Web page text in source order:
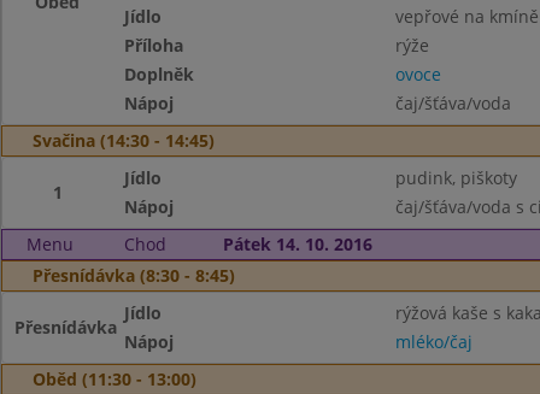
Jídlo
vepřové na kmíně
Příloha
rýže
Doplněk
ovoce
Nápoj
čaj/šťáva/voda
Svačina (14:30 - 14:45)
1
Jídlo
pudink, piškoty
Nápoj
čaj/šťáva/voda s
Menu
Chod
Pátek 14. 10. 2016
Přesnídávka (8:30 - 8:45)
Přesnídávka
Jídlo
rýžová kaše s
Nápoj
mléko/čaj
Oběd (11:30 - 13:00)